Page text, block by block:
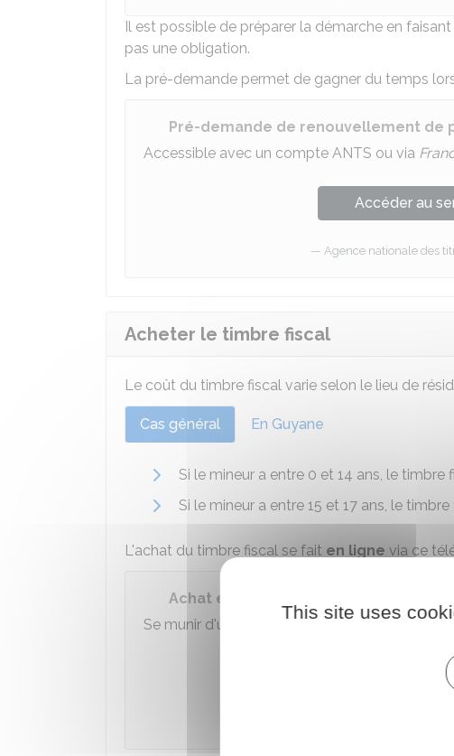
Il est possible de préparer la démarche en faisant
pas une obligation.
La pré-demande permet de gagner du temps
Pré-demande de renouvellement de
Accessible avec un compte ANTS ou via
Accéder au
Agence nationale des
Acheter le timbre fiscal
Le coût du timbre fiscal varie selon le lieu de
Cas général En Guyane
Si le mineur a entre 0 et 14 ans, le timbre
Si le mineur a entre 15 et 17 ans, le
L'achat du timbre fiscal se fait en ligne via ce
Achat en ligne du timbre fiscal -
Se munir d'une carte bancaire.
Accéder au
This site uses